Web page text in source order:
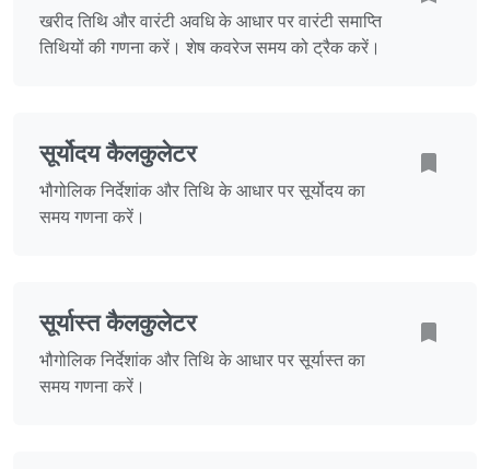
खरीद तिथि और वारंटी अवधि के आधार पर वारंटी समाप्ति
तिथियों की गणना करें। शेष कवरेज समय को ट्रैक करें।
सूर्योदय कैलकुलेटर
भौगोलिक निर्देशांक और तिथि के आधार पर सूर्योदय का
समय गणना करें।
सूर्यास्त कैलकुलेटर
भौगोलिक निर्देशांक और तिथि के आधार पर सूर्यास्त का
समय गणना करें।